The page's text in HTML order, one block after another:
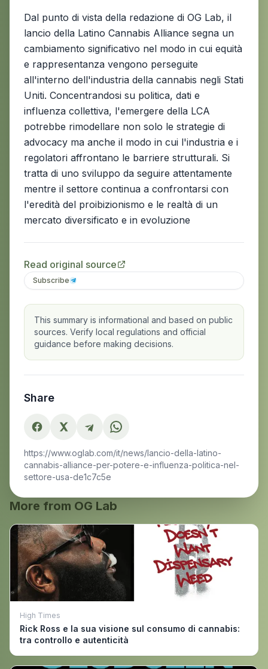
Dal punto di vista della redazione di OG Lab, il
lancio della Latino Cannabis Alliance segna un
cambiamento significativo nel modo in cui equità
e rappresentanza vengono perseguite
all'interno dell'industria della cannabis negli Stati
Uniti. Concentrandosi su politica, dati e
influenza collettiva, l'emergere della LCA
potrebbe rimodellare non solo le strategie di
advocacy ma anche il modo in cui l'industria e i
regolatori affrontano le barriere strutturali. Si
tratta di uno sviluppo da seguire attentamente
mentre il settore continua a confrontarsi con
l'eredità del proibizionismo e le realtà di un
mercato diversificato e in evoluzione
Read original source
Subscribe
This summary is informational and based on public
sources. Verify local regulations and official
guidance before making decisions.
Share
https://www.oglab.com/it/news/lancio-della-latino-
cannabis-alliance-per-potere-e-influenza-politica-nel-
settore-usa-de1c7c5e
More from OG Lab
High Times
Rick Ross e la sua visione sul consumo di cannabis:
tra controllo e autenticità